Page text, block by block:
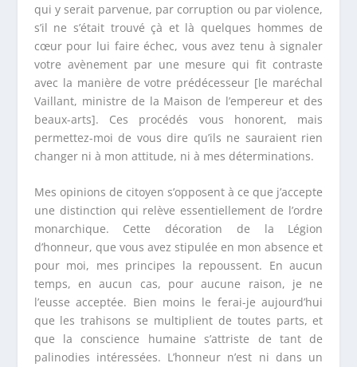
qui y serait parvenue, par corruption ou par violence,
s’il ne s’était trouvé çà et là quelques hommes de
cœur pour lui faire échec, vous avez tenu à signaler
votre avènement par une mesure qui fit contraste
avec la manière de votre prédécesseur [le maréchal
Vaillant, ministre de la Maison de l’empereur et des
beaux-arts]. Ces procédés vous honorent, mais
permettez-moi de vous dire qu’ils ne sauraient rien
changer ni à mon attitude, ni à mes déterminations.
Mes opinions de citoyen s’opposent à ce que j’accepte
une distinction qui relève essentiellement de l’ordre
monarchique. Cette décoration de la Légion
d’honneur, que vous avez stipulée en mon absence et
pour moi, mes principes la repoussent. En aucun
temps, en aucun cas, pour aucune raison, je ne
l’eusse acceptée. Bien moins le ferai-je aujourd’hui
que les trahisons se multiplient de toutes parts, et
que la conscience humaine s’attriste de tant de
palinodies intéressées. L’honneur n’est ni dans un